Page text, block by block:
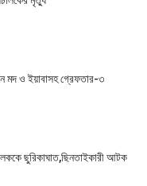
মদ ও ইয়াবাসহ গ্রেফতার-৩
ছুরিকাঘাত,ছিনতাইকারী আটক